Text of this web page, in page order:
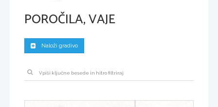
POROČILA, VAJE
Naloži gradivo